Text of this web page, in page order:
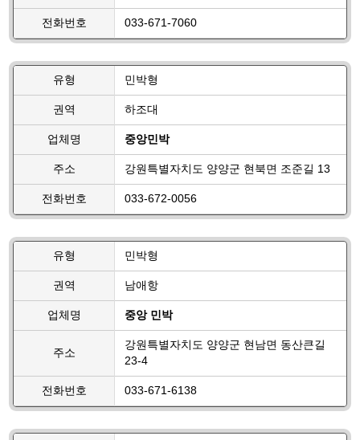
전화번호 033-671-7060
유형 민박형
권역 하조대
업체명 중앙민박
주소 강원특별자치도 양양군 현북면 조준길 13
전화번호 033-672-0056
유형 민박형
권역 남애항
업체명 중앙 민박
주소
강원특별자치도 양양군 현남면 동산큰길
23-4
전화번호 033-671-6138